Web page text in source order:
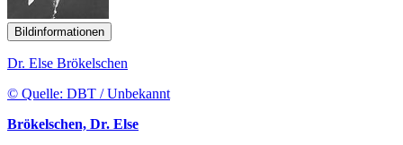
Bildinformationen
Dr. Else Brökelschen
© Quelle: DBT / Unbekannt
Brökelschen, Dr. Else